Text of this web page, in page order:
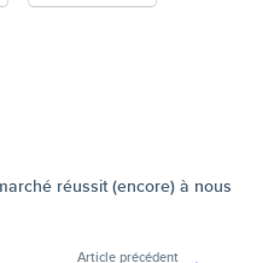
réussit (encore) à nous
Article précédent